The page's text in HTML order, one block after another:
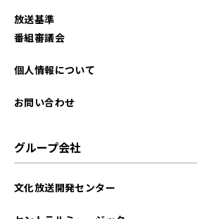
放送基準
番組審議会
個人情報について
お問い合わせ
グループ会社
文化放送開発センター